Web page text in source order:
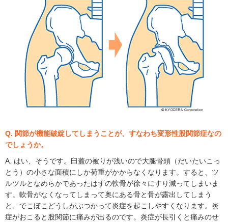
Q. 関節が機能破綻してしまうことが、すなわち変形性股関節症なの
でしょうか。
A. はい、そうです。臼蓋の被りが浅いので大腿骨頭（だいたいこっ
とう）の小さな面積にしか荷重がかからなくなります。すると、ツ
ルツルとなめらかであったはずの軟骨が徐々にすり減ってしまいま
す。軟骨がなくなってしまって奥にある骨と骨が露出してしまう
と、でこぼこどうしがぶつかって炎症を起こしやすくなります。炎
症がおこると股関節に痛みが出るのです。炎症が長引くと痛みのせ